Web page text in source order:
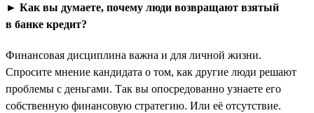
► Как вы думаете, почему люди возвращают взятый
в банке кредит?
Финансовая дисциплина важна и для личной жизни.
Спросите мнение кандидата о том, как другие люди решают
проблемы с деньгами. Так вы опосредованно узнаете его
собственную финансовую стратегию. Или её отсутствие.